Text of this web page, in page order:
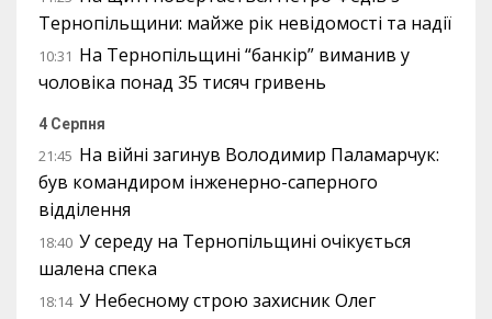
Тернопільщини: майже рік невідомості та надії
10:31 На Тернопільщині “банкір” виманив у
чоловіка понад 35 тисяч гривень
4 Серпня
21:45 На війні загинув Володимир Паламарчук:
був командиром інженерно-саперного
відділення
18:40 У середу на Тернопільщині очікується
шалена спека
18:14 У Небесному строю захисник Олег